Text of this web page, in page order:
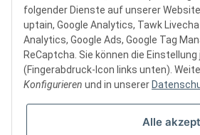
folgender Dienste auf unserer
uptain, Google Analytics, Tawk
Analytics, Google Ads, Google Tag
ReCaptcha. Sie können die
(Fingerabdruck-Icon links unten).
Konfigurieren und in unserer
Alle